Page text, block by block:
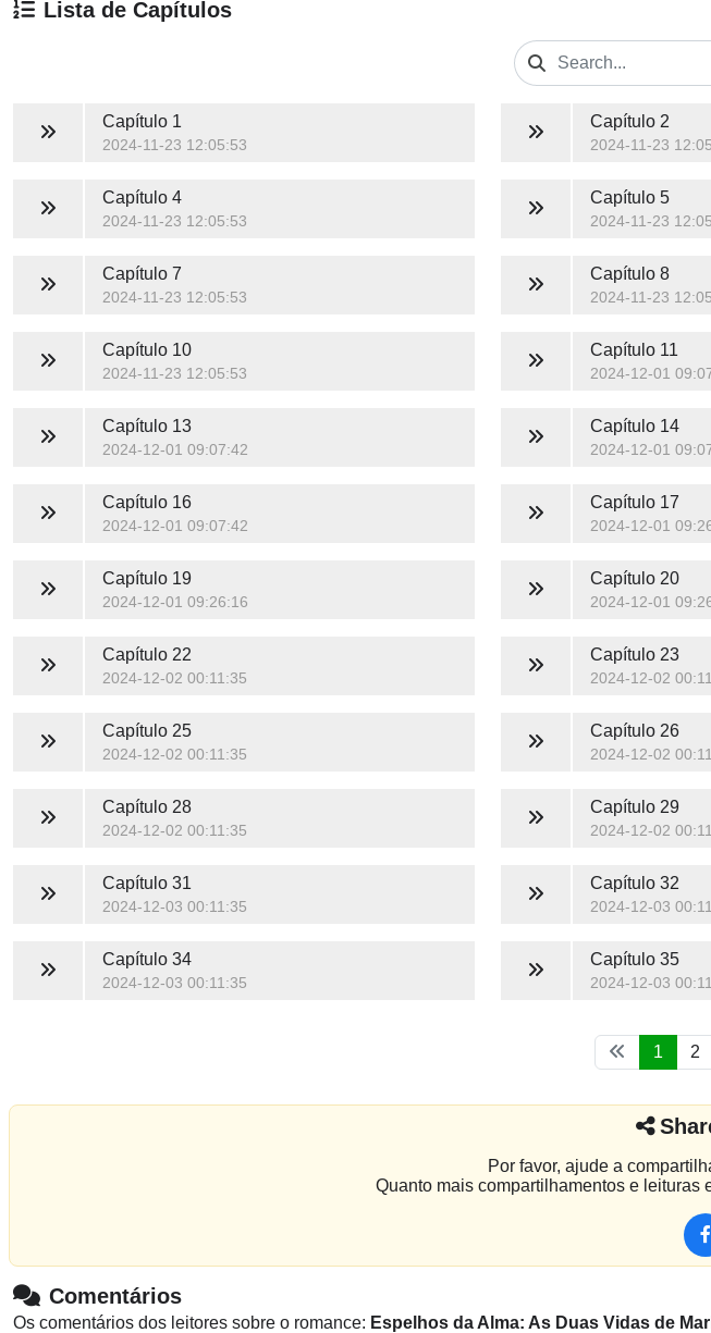
Lista de Capítulos
Capítulo 1
2024-11-23 12:05:53
Capítulo 2
2024-11-23
Capítulo 4
2024-11-23 12:05:53
Capítulo 5
2024-11-23
Capítulo 7
2024-11-23 12:05:53
Capítulo 8
2024-11-23
Capítulo 10
2024-11-23 12:05:53
Capítulo 11
2024-12-01
Capítulo 13
2024-12-01 09:07:42
Capítulo 14
2024-12-01
Capítulo 16
2024-12-01 09:07:42
Capítulo 17
2024-12-01
Capítulo 19
2024-12-01 09:26:16
Capítulo 20
2024-12-01
Capítulo 22
2024-12-02 00:11:35
Capítulo 23
2024-12-02
Capítulo 25
2024-12-02 00:11:35
Capítulo 26
2024-12-02
Capítulo 28
2024-12-02 00:11:35
Capítulo 29
2024-12-02
Capítulo 31
2024-12-03 00:11:35
Capítulo 32
2024-12-03
Capítulo 34
2024-12-03 00:11:35
Capítulo 35
2024-12-03
1 2
Por favor, ajude a
Quanto mais compartilhamentos e leituras
Comentários
Os comentários dos leitores sobre o romance: Espelhos da Alma: As Duas Vidas de